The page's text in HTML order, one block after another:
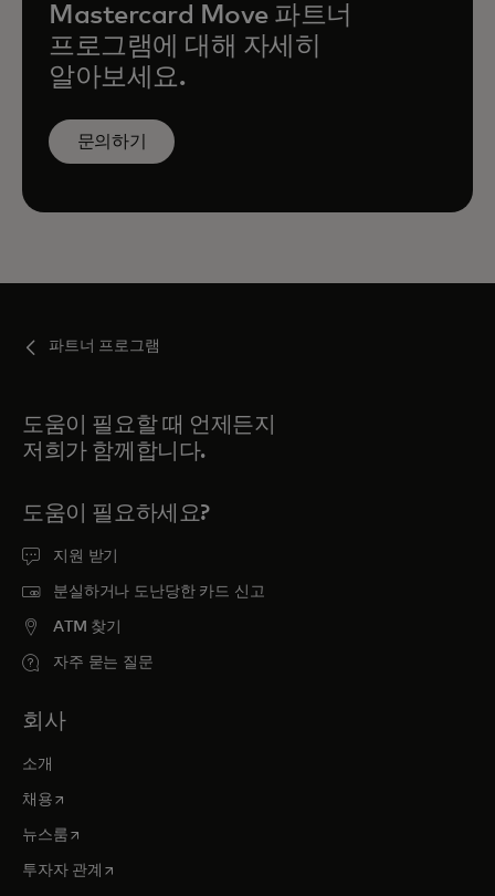
Mastercard Move 파트너
프로그램에 대해 자세히
알아보세요.
문의하기
파트너 프로그램
도움이 필요할 때 언제든지
저희가 함께합니다.
도움이 필요하세요?
지원 받기
분실하거나 도난당한 카드 신고
ATM 찾기
자주 묻는 질문
회사
소개
채용새 탭에서 열림
뉴스룸새 탭에서 열림
투자자 관계 새 탭에서 열림